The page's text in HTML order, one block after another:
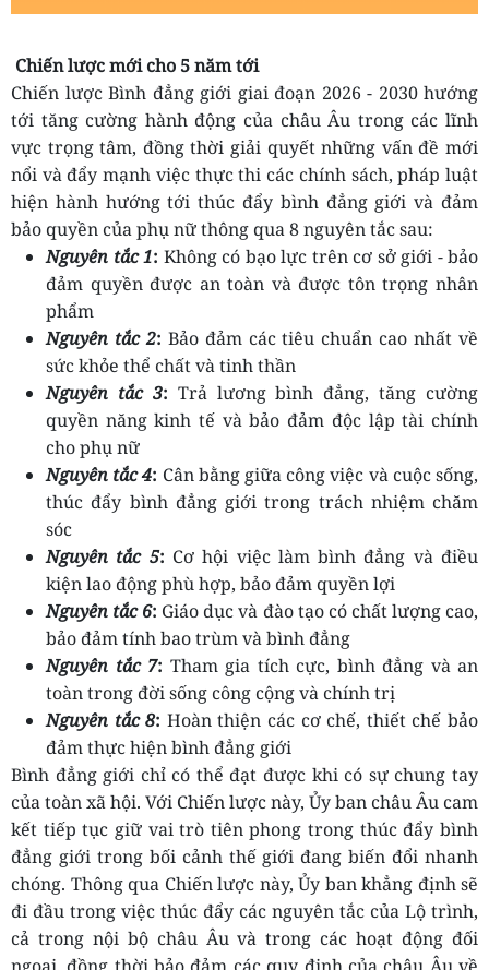
Chiến lược mới cho 5 năm tới
Chiến lược Bình đẳng giới giai đoạn 2026 - 2030 hướng
tới tăng cường hành động của châu Âu trong các lĩnh
vực trọng tâm, đồng thời giải quyết những vấn đề mới
nổi và đẩy mạnh việc thực thi các chính sách, pháp luật
hiện hành hướng tới thúc đẩy bình đẳng giới và đảm
bảo quyền của phụ nữthông qua8 nguyên tắc sau:
Nguyên tắc 1: Không có bạo lực trên cơ sở giới - bảo
đảm quyền được an toàn và được tôn trọng nhân
phẩm
Nguyên tắc 2: Bảo đảm các tiêu chuẩn cao nhất về
sức khỏe thể chất và tinh thần
Nguyên tắc 3: Trả lương bình đẳng, tăng cường
quyền năng kinh tế và bảo đảm độc lập tài chính
cho phụ nữ
Nguyên tắc 4: Cân bằng giữa công việc và cuộc sống,
thúc đẩy bình đẳng giới trong trách nhiệm chăm
sóc
Nguyên tắc 5: Cơ hội việc làm bình đẳng và điều
kiện lao động phù hợp, bảo đảm quyền lợi
Nguyên tắc6: Giáo dục và đào tạo có chất lượng cao,
bảo đảm tính bao trùm và bình đẳng
Nguyên tắc 7: Tham gia tích cực, bình đẳng và an
toàn trong đời sống công cộng và chính trị
Nguyên tắc 8: Hoàn thiện các cơ chế, thiết chế bảo
đảm thực hiện bình đẳng giới
Bình đẳng giới chỉ có thể đạt được khi có sự chung tay
của toàn xã hội. Với Chiến lược này, Ủy ban châu Âu cam
kết tiếp tục giữ vai trò tiên phong trong thúc đẩy bình
đẳng giới trong bối cảnh thế giới đang biến đổi nhanh
chóng. Thông qua Chiến lược này, Ủy ban khẳng định sẽ
đi đầu trong việc thúc đẩy các nguyên tắc của Lộ trình,
cả trong nội bộ châu Âuvà trong các hoạt động đối